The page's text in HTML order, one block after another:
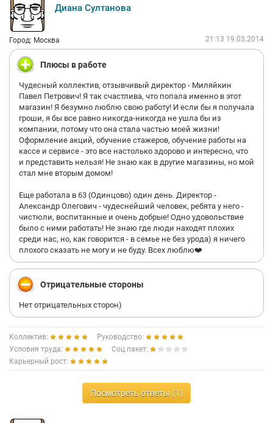
Диана Султанова
Город: Москва 21:13 19.03.2014
Плюсы в работе
Чудесный коллектив, отзывчивый директор - Миляйкин
Павел Петрович! Я так счастлива, что попала именно в этот
магазин! Я безумно люблю свою работу! И если бы я получала
гроши, я бы все равно никогда-никогда не ушла бы из
компании, потому что она стала частью моей жизни!
Оформление акций, обучение стажеров, обучение работы на
кассе и сервисе - это все настолько здорово и интересно, что
и представить нельзя! Не знаю как в другие магазины, но мой
стал мне вторым домом!
Еще работала в 63 (Одинцово) один день. Директор -
Александр Олегович - чудеснейший человек, ребята у него -
чистюли, воспитанные и очень добрые! Одно удовольствие
было с ними работать! Не знаю где люди находят плохих
среди нас, но, как говорится - в семье не без урода) я ничего
плохого сказать не могу и не буду. Всех люблю❤️
Отрицательные стороны
Нет отрицательных сторон)
Коллектив:
Руководство:
Условия труда:
Соц.пакет:
Карьерный рост:
Посмотреть ответы (1)